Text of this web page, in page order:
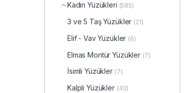
Kadın Yüzükleri (585)
3 ve 5 Taş Yüzükler (21)
Elif - Vav Yüzükler (6)
Elmas Montür Yüzükler (7)
İsimli Yüzükler (7)
Kalpli Yüzükler (40)